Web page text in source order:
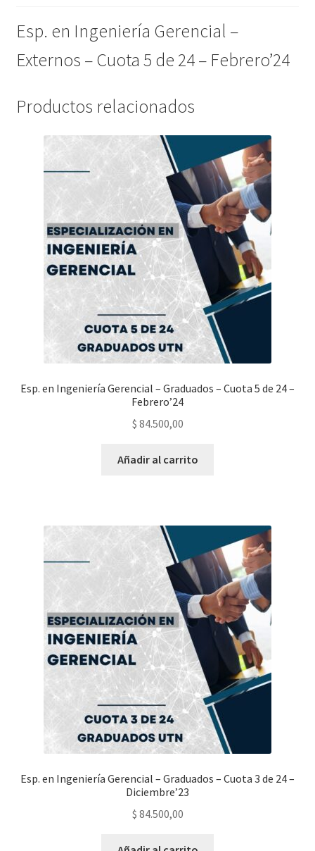
Esp. en Ingeniería Gerencial –
Externos – Cuota 5 de 24 – Febrero’24
Productos relacionados
Esp. en Ingeniería Gerencial – Graduados – Cuota 5 de 24 –
Febrero’24
$ 84.500,00
Añadir al carrito
Esp. en Ingeniería Gerencial – Graduados – Cuota 3 de 24 –
Diciembre’23
$ 84.500,00